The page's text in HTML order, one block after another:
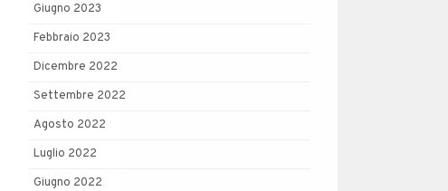
Giugno 2023
Febbraio 2023
Dicembre 2022
Settembre 2022
Agosto 2022
Luglio 2022
Giugno 2022